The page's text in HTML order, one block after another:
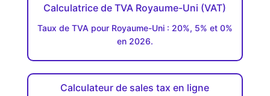
Calculatrice de TVA Royaume-Uni (VAT)
Taux de TVA pour Royaume-Uni : 20%, 5% et 0%
en 2026.
Calculateur de sales tax en ligne